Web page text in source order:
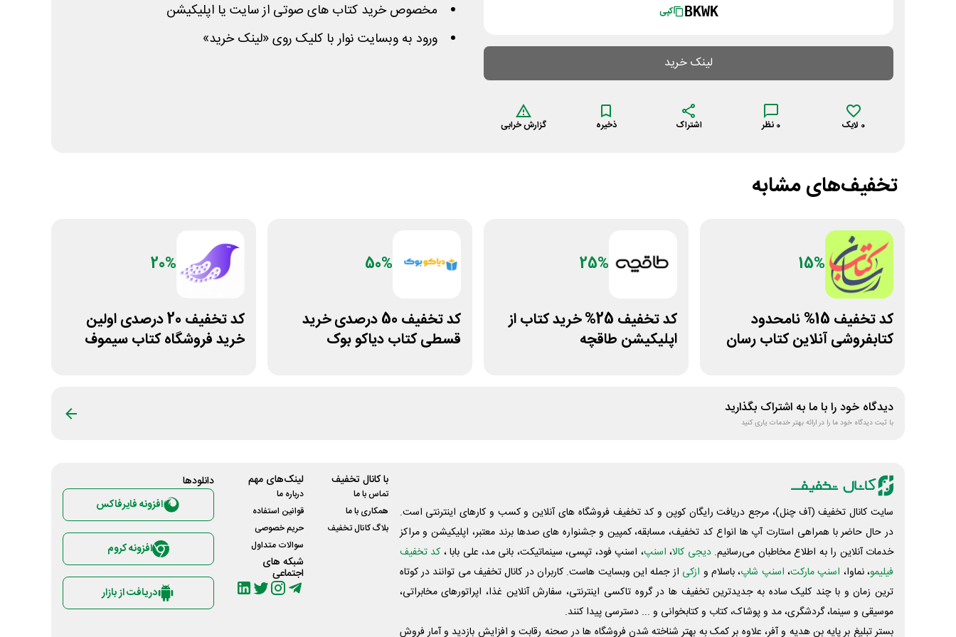
BKWK کپی
لینک خرید
0 لایک 0 نظر اشتراک ذخیره گزارش خرابی
مخصوص خرید کتاب های صوتی از سایت یا اپلیکیشن
ورود به وبسایت نوار با کلیک روی «لینک خرید»
تخفیف‌های مشابه
15%
کد تخفیف 15% نامحدود
کتابفروشی آنلاین کتاب رسان
25%
کد تخفیف 25% خرید کتاب از
اپلیکیشن طاقچه
50%
کد تخفیف 50 درصدی خرید
قسطی کتاب دیاکو بوک
20%
کد تخفیف 20 درصدی اولین
خرید فروشگاه کتاب سیموف
دیدگاه خود را با ما به اشتراک بگذارید
با ثبت دیدگاه خود ما را در ارائه بهتر خدمات یاری کنید
سایت کانال تخفیف (آف چنل)، مرجع دریافت رایگان کوپن و کد تخفیف فروشگاه های آنلاین و کسب و‌ کارهای اینترنتی است.
در حال حاضر با همراهی استارت آپ ها انواع کد تخفیف، مسابقه، کمپین و جشنواره های صدها برند معتبر، اپلیکیشن و مراکز
خدمات آنلاین را به اطلاع مخاطبان می‌رسانیم. دیجی کالا، اسنپ، اسنپ فود، تپسی، سینماتیکت، بانی مد، علی‌ بابا ، کد تخفیف
فیلیمو، نماوا، اسنپ مارکت، اسنپ شاپ، باسلام و ازکی از جمله این وبسایت ‌هاست. کاربران در کانال تخفیف می توانند در کوتاه
ترین زمان و با چند کلیک ساده به جدیدترین تخفیف ها در گروه تاکسی اینترنتی، سفارش آنلاین غذا، اپراتورهای مخابراتی،
موسیقی و سینما، گردشگری، مد و پوشاک، کتاب و کتابخوانی و ... دسترسی پیدا کنند.
بستر تبلیغ بر پایه بن هدیه و آفر، علاوه بر کمک به بهتر شناخته شدن فروشگاه ها در صحنه رقابت و افزایش بازدید و آمار فروش
با کانال تخفیف
تماس با ما
همکاری با ما
بلاگ کانال تخفیف
لینک‌های مهم
درباره ما
قوانین استفاده
حریم خصوصی
سوالات متداول
شبکه های
اجتماعی
دانلود‌ها
افزونه فایرفاکس
افزونه کروم
دریافت از بازار